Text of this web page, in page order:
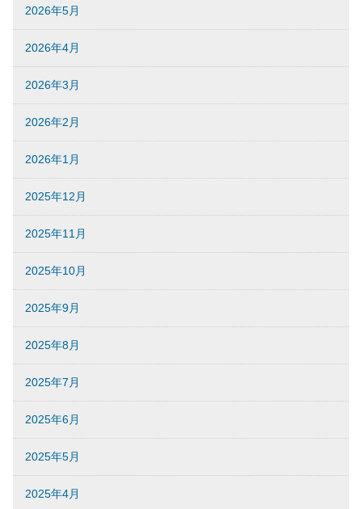
2026年5月
2026年4月
2026年3月
2026年2月
2026年1月
2025年12月
2025年11月
2025年10月
2025年9月
2025年8月
2025年7月
2025年6月
2025年5月
2025年4月